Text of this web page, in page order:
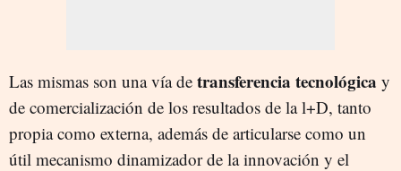
Las mismas son una vía de transferencia tecnológica y
de comercialización de los resultados de la l+D, tanto
propia como externa, además de articularse como un
útil mecanismo dinamizador de la innovación y el